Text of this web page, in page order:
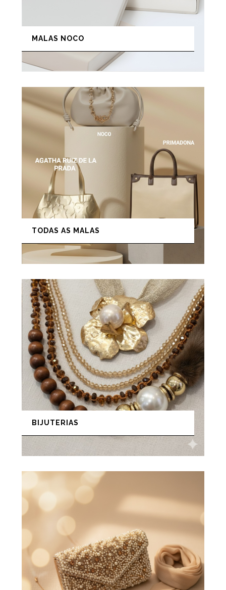
MALAS NOCO
TODAS AS MALAS
BIJUTERIAS